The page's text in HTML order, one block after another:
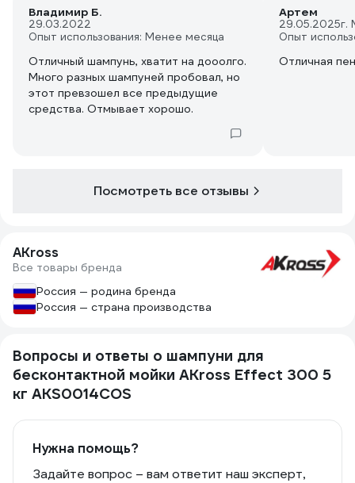
Владимир Б.
29.03.2022
Опыт использования: Менее месяца
Отличный шампунь, хватит на дооолго.
Много разных шампуней пробовал, но
этот превзошел все предыдущие
средства. Отмывает хорошо.
Артем
29.05.2025г.
Опыт
Отличная
Посмотреть все отзывы
AKross
Все товары бренда
Россия — родина бренда
Россия — страна производства
Вопросы и ответы о шампуни для
бесконтактной мойки AKross Effect 300 5
кг AKS0014COS
Нужна помощь?
Задайте вопрос – вам ответит наш эксперт,